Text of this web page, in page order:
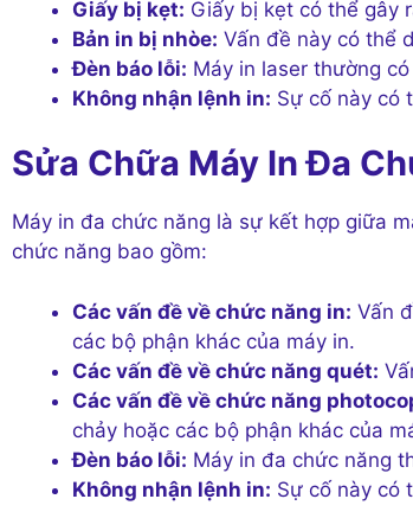
Giấy bị kẹt: Giấy bị kẹt có thể gây
Bản in bị nhòe: Vấn đề này có thể
Đèn báo lỗi: Máy in laser thường
Không nhận lệnh in: Sự cố này có
Sửa Chữa Máy In Đa
Máy in đa chức năng là sự kết hợp giữa
chức năng bao gồm:
Các vấn đề về chức năng in: Vấn
các bộ phận khác của máy in.
Các vấn đề về chức năng quét:
Các vấn đề về chức năng
chảy hoặc các bộ phận khác của
Đèn báo lỗi: Máy in đa chức năng
Không nhận lệnh in: Sự cố này có